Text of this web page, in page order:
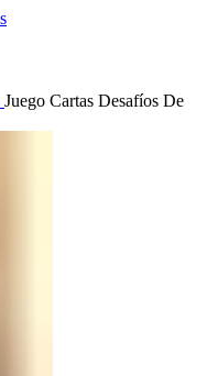
Juego Cartas Desafíos De